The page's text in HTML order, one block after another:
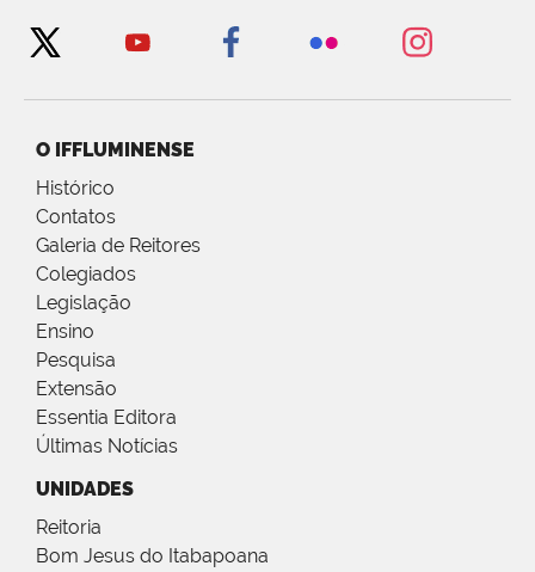
O IFFLUMINENSE
Histórico
Contatos
Galeria de Reitores
Colegiados
Legislação
Ensino
Pesquisa
Extensão
Essentia Editora
Últimas Notícias
UNIDADES
Reitoria
Bom Jesus do Itabapoana